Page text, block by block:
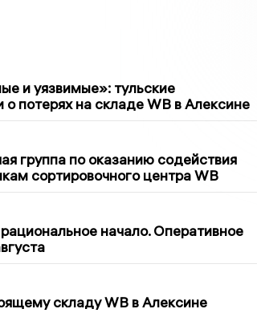
и уязвимые»: тульские
потерях на складе WB в Алексине
группа по оказанию содействия
сортировочного центра WB
начало. Оперативное
складу WB в Алексине